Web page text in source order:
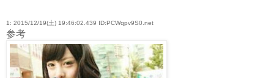
1: 2015/12/19(土) 19:46:02.439 ID:PCWqpv9S0.net
参考